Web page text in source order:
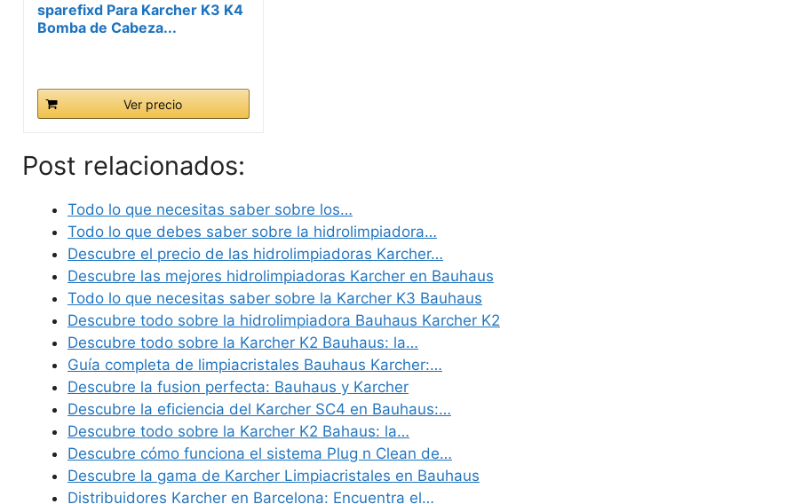
sparefixd Para Karcher K3 K4
Bomba de Cabeza...
Ver precio
Post relacionados:
Todo lo que necesitas saber sobre los…
Todo lo que debes saber sobre la hidrolimpiadora…
Descubre el precio de las hidrolimpiadoras Karcher…
Descubre las mejores hidrolimpiadoras Karcher en Bauhaus
Todo lo que necesitas saber sobre la Karcher K3 Bauhaus
Descubre todo sobre la hidrolimpiadora Bauhaus Karcher K2
Descubre todo sobre la Karcher K2 Bauhaus: la…
Guía completa de limpiacristales Bauhaus Karcher:…
Descubre la fusion perfecta: Bauhaus y Karcher
Descubre la eficiencia del Karcher SC4 en Bauhaus:…
Descubre todo sobre la Karcher K2 Bahaus: la…
Descubre cómo funciona el sistema Plug n Clean de…
Descubre la gama de Karcher Limpiacristales en Bauhaus
Distribuidores Karcher en Barcelona: Encuentra el…